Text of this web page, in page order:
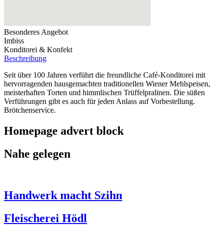
Besonderes Angebot
Imbiss
Konditorei & Konfekt
Beschreibung
Seit über 100 Jahren verführt die freundliche Café-Konditorei mit
hervorragenden hausgemachten traditionellen Wiener Mehlspeisen,
meisterhaften Torten und himmlischen Trüffelpralinen. Die süßen
Verführungen gibt es auch für jeden Anlass auf Vorbestellung.
Brötchenservice.
Homepage advert block
Nahe gelegen
Handwerk macht Szihn
Fleischerei Hödl